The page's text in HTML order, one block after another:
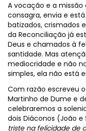
A vocação e a
consagra, envia e
batizados, crismados
da Reconciliação já
Deus e chamados à
santidade. Mas
mediocridade e não
simples, ela não está
Com razão escreveu
Martinho de Dume e
celebraremos a
dois Diáconos (João e
triste na felicidade de